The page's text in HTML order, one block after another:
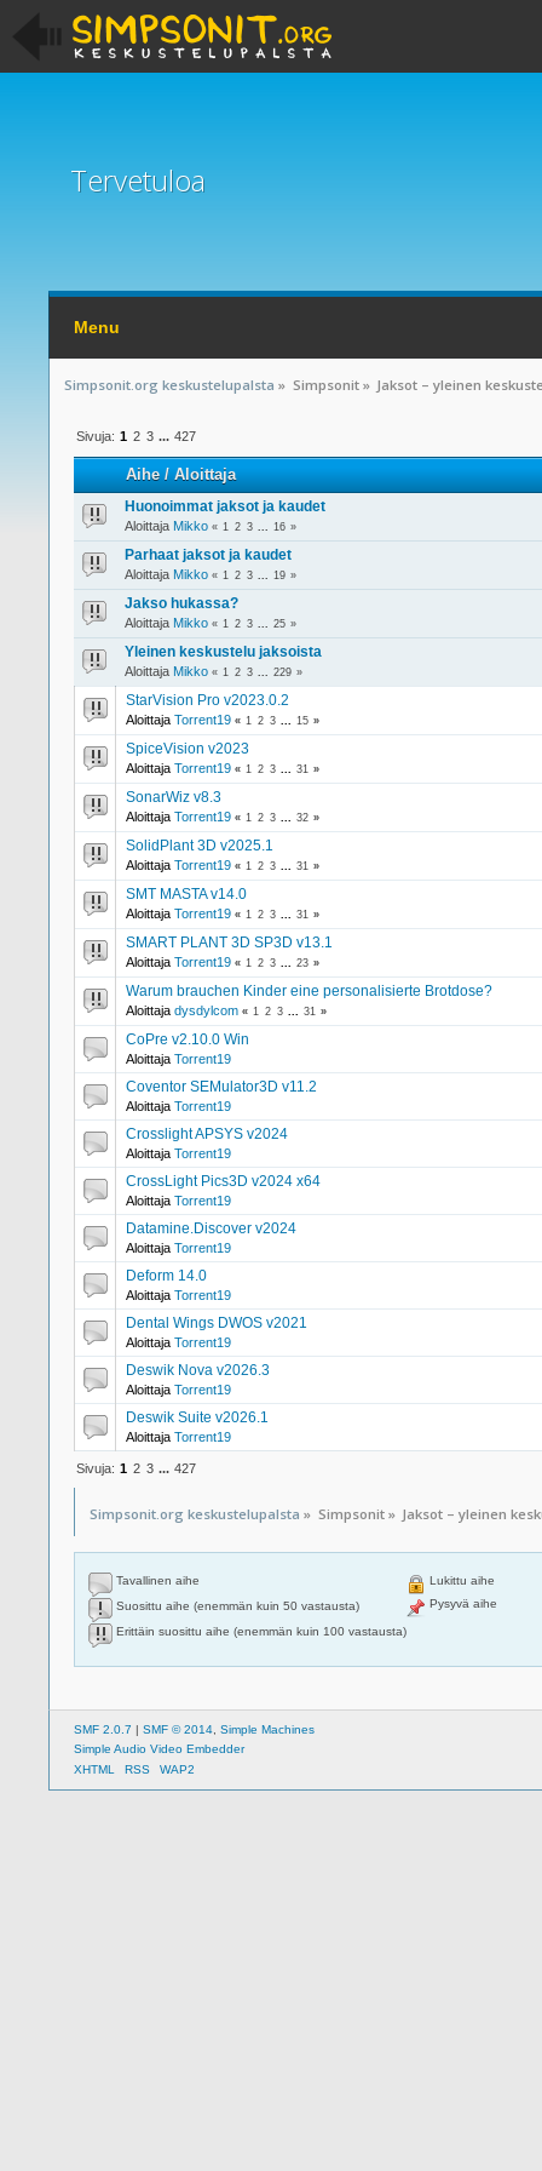
Tervetuloa
Menu
Simpsonit.org keskustelupalsta » Simpsonit» Jaksot – yleinen
Sivuja: 1 2 3 ... 427
Aihe/Aloittaja
Huonoimmat jaksot ja kaudet
Aloittaja Mikko « 1 2 3 16 »
Parhaat jaksot ja kaudet
Aloittaja Mikko « 1 2 3 19 »
Jakso hukassa?
Aloittaja Mikko « 1 2 3 25 »
Yleinen keskustelu jaksoista
Aloittaja Mikko « 1 2 3 229 »
StarVision Pro v2023.0.2
Aloittaja Torrent19 « 1 2 3 15 »
SpiceVision v2023
Aloittaja Torrent19 « 1 2 3 31 »
SonarWiz v8.3
Aloittaja Torrent19 « 1 2 3 32 »
SolidPlant 3D v2025.1
Aloittaja Torrent19 « 1 2 3 31 »
SMT MASTA v14.0
Aloittaja Torrent19 « 1 2 3 31 »
SMART PLANT 3D SP3D v13.1
Aloittaja Torrent19 « 1 2 3 23 »
Warum brauchen Kinder eine personalisierte Brotdose?
Aloittaja dysdylcom « 1 2 3 31 »
CoPre v2.10.0 Win
Aloittaja Torrent19
Coventor SEMulator3D v11.2
Aloittaja Torrent19
Crosslight APSYS v2024
Aloittaja Torrent19
CrossLight Pics3D v2024 x64
Aloittaja Torrent19
Datamine.Discover v2024
Aloittaja Torrent19
Deform 14.0
Aloittaja Torrent19
Dental Wings DWOS v2021
Aloittaja Torrent19
Deswik Nova v2026.3
Aloittaja Torrent19
Deswik Suite v2026.1
Aloittaja Torrent19
Sivuja: 1 2 3 ... 427
Simpsonit.org keskustelupalsta » Simpsonit» Jaksot – yleinen
Tavallinen aihe
Suosittu aihe (enemmän kuin 50 vastausta)
Erittäin suosittu aihe (enemmän kuin 100 vastausta)
Lukittu aihe
Pysyvä aihe
SMF 2.0.7 | SMF © 2014 Simple Machines
Simple Audio Video Embedder
XHTML
RSS WAP2